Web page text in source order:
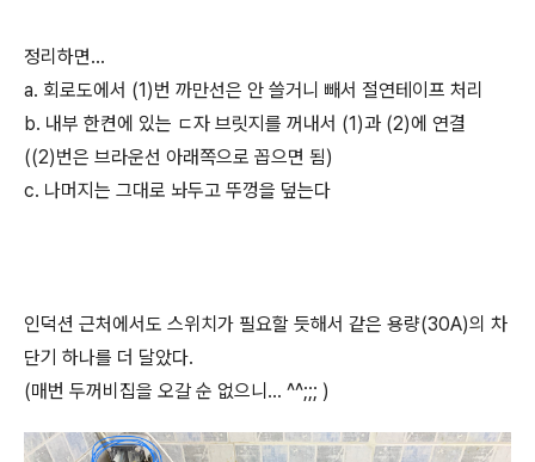
정리하면...
a. 회로도에서 (1)번 까만선은 안 쓸거니 빼서 절연테이프 처리
b. 내부 한켠에 있는 ㄷ자 브릿지를 꺼내서 (1)과 (2)에 연결
((2)번은 브라운선 아래쪽으로 꼽으면 됨)
c. 나머지는 그대로 놔두고 뚜껑을 덮는다
인덕션 근처에서도 스위치가 필요할 듯해서 같은 용량(30A)의 차
단기 하나를 더 달았다.
(매번 두꺼비집을 오갈 순 없으니... ^^;;; )